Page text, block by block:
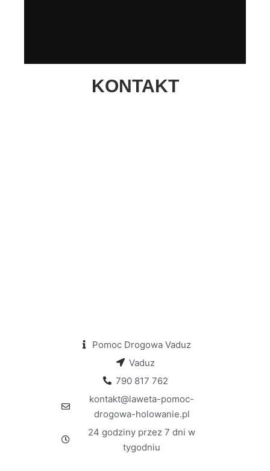
KONTAKT
Pomoc Drogowa Vaduz
Vaduz
790 817 762
kontakt@laweta-pomoc-
drogowa-holowanie.pl
24 godziny przez 7 dni w
tygodniu